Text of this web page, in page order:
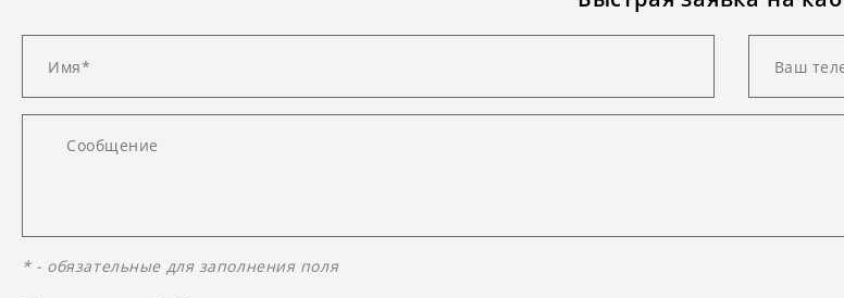
* - обязательные для заполнения поля